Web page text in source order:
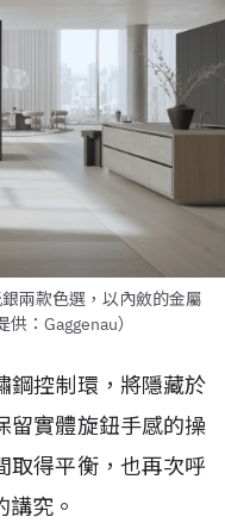
兩款色選，以內斂的金屬
：Gaggenau）
鋼控制環，將隱藏於
留實體旋鈕手感的操
取得平衡，也再次呼
究。